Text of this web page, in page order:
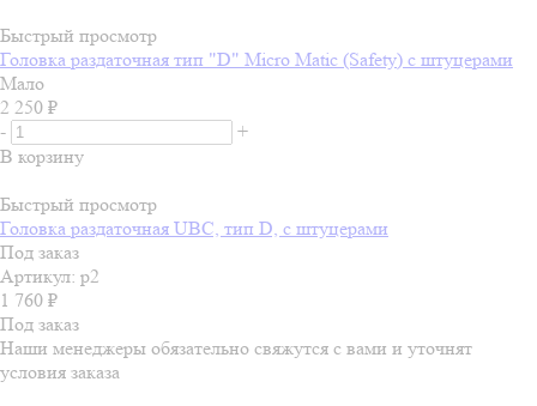
Быстрый просмотр
Головка раздаточная тип "D" Micro Matic (Safety) с штуцерами
Мало
2 250 ₽
-
+
В корзину
Быстрый просмотр
Головка раздаточная UBC, тип D, с штуцерами
Под заказ
Артикул: р2
1 760 ₽
Под заказ
Наши менеджеры обязательно свяжутся с вами и уточнят
условия заказа